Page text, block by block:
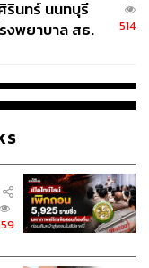
ถึงและได้รับความ
ผ่านศิลปินที่ชื่น
ความฟินที่จับต้อง
มาอย่างดี (Well-
องพื้นที่ (Flexibility)
นการถ่ายทอดไลฟ์
คอนโดศุภาลัย
บวก ทำให้ชาว ‘ลู
วซ้ำเล่า
รินทร์ นนทบุรี
งพยาบาล สธ.
514